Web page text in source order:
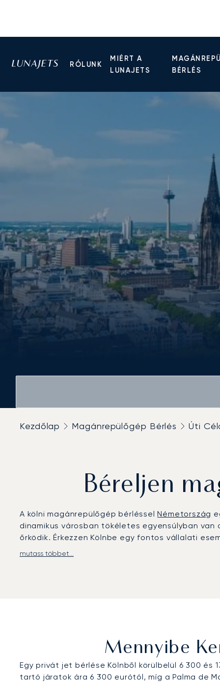
RÓLUNK
MIÉRT A
LUNAJETS
BÉRLÉS
Kezdőlap Magánrepülőgép Bérlés Úti
Béreljen
A kölni magánrepülőgép bérlésselNémetország
dinamikus városban tökéletes egyensúlyban
őrködik. Érkezzen Kölnbe egy fontos vállalati
A LunaJets-cel utazása minden részletét Önre
mutass többet...
Mennyibe
Egy privát jet bérlése Kölnből körülbelül 6 300
tartó járatok ára 6 300 eurótól, míg a Palma de